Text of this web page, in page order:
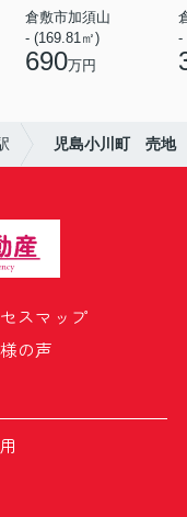
倉敷市加須山
- (169.81㎡)
690万円
-
児島小川町 売地
スマップ
の声